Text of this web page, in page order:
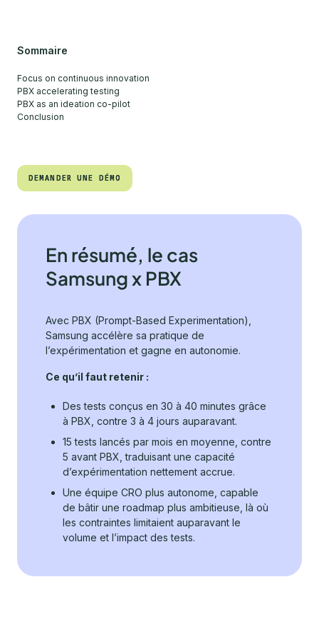
Sommaire
Focus on continuous innovation
PBX accelerating testing
PBX as an ideation co-pilot
Conclusion
DEMANDER UNE DÉMO
DEMANDER UNE DÉMO
En résumé, le cas
Samsung x PBX
Avec PBX (Prompt-Based Experimentation),
Samsung accélère sa pratique de
l’expérimentation et gagne en autonomie.
Ce qu’il faut retenir :
Des tests conçus en 30 à 40 minutes grâce
à PBX, contre 3 à 4 jours auparavant.
15 tests lancés par mois en moyenne, contre
5 avant PBX, traduisant une capacité
d’expérimentation nettement accrue.
Une équipe CRO plus autonome, capable
de bâtir une roadmap plus ambitieuse, là où
les contraintes limitaient auparavant le
volume et l’impact des tests.